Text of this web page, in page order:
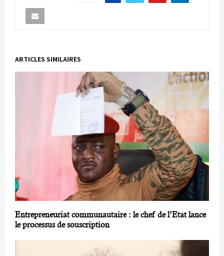
ARTICLES SIMILAIRES
Entrepreneuriat communautaire : le chef de l’Etat lance
le processus de souscription